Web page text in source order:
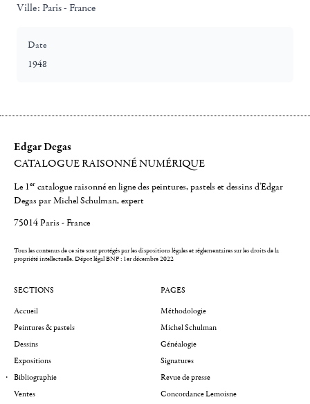
Ville: Paris - France
Date
1948
Edgar Degas
CATALOGUE RAISONNÉ NUMÉRIQUE
Le 1er catalogue raisonné en ligne des peintures, pastels et dessins d'Edgar
Degas par Michel Schulman, expert
75014 Paris - France
Tous les contenus de ce site sont protégés par les dispositions légales et réglementaires sur les droits de la
propriété intellectuelle.Dépot légal BNF : 1er décembre 2022
SECTIONS
Accueil
Peintures & pastels
Dessins
Expositions
Bibliographie
Ventes
PAGES
Méthodologie
Michel Schulman
Généalogie
Signatures
Revue de presse
Concordance Lemoisne